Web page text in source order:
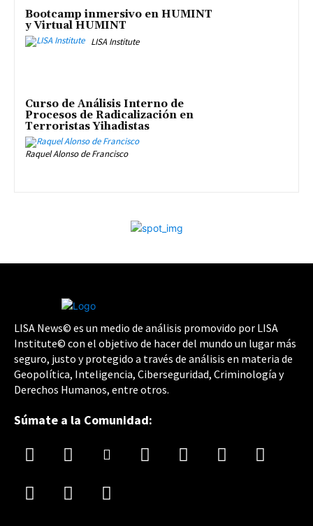
Bootcamp inmersivo en HUMINT
y Virtual HUMINT
LISA Institute
Curso de Análisis Interno de
Procesos de Radicalización en
Terroristas Yihadistas
Raquel Alonso de Francisco
LISA News© es un medio de análisis promovido por LISA
Institute© con el objetivo de hacer del mundo un lugar más
seguro, justo y protegido a través de análisis en materia de
Geopolítica, Inteligencia, Ciberseguridad, Criminología y
Derechos Humanos, entre otros.
Súmate a la Comunidad: